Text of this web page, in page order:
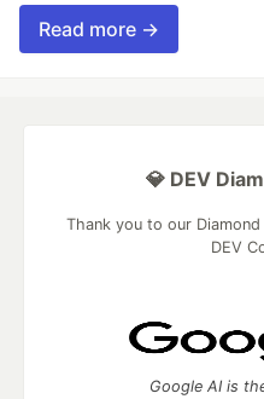
Read more →
💎 DEV
Thank you to our
DEV
Google AI is